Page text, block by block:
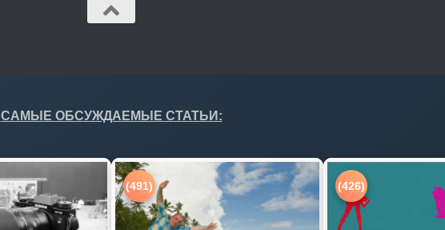
САМЫЕ ОБСУЖДАЕМЫЕ СТАТЬИ:
(491) (426)